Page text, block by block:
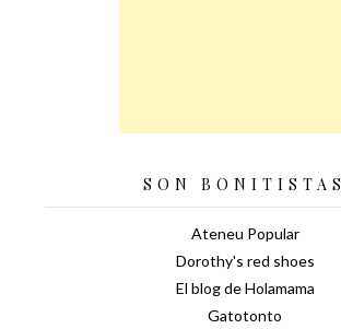
SON BONITISTAS
Ateneu Popular
Dorothy's red shoes
El blog de Holamama
Gatotonto